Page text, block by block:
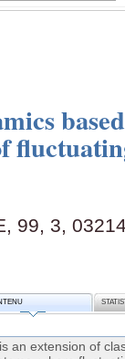
99, 3,
an extension of